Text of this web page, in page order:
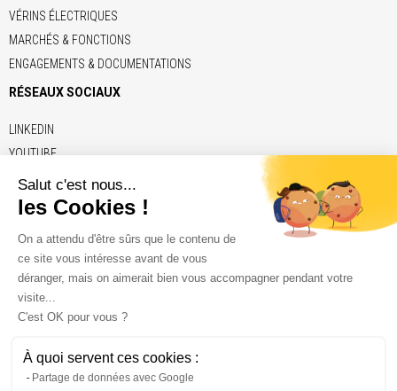
VÉRINS ÉLECTRIQUES
MARCHÉS & FONCTIONS
ENGAGEMENTS & DOCUMENTATIONS
RÉSEAUX SOCIAUX
LINKEDIN
YOUTUBE
LIENS
ADE
BRECO
CONTITECH
ELERO
KENDRION
VETTER